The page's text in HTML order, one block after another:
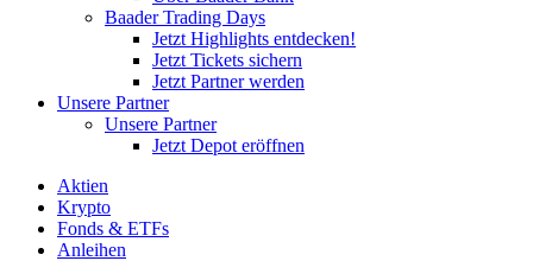
Baader Trading Days
Jetzt Highlights entdecken!
Jetzt Tickets sichern
Jetzt Partner werden
Unsere Partner
Unsere Partner
Jetzt Depot eröffnen
Aktien
Krypto
Fonds & ETFs
Anleihen